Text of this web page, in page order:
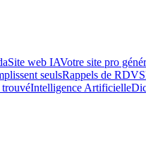
Site web IAVotre site pro
seulsRappels de RDV
trouvéIntelligence Artificielle